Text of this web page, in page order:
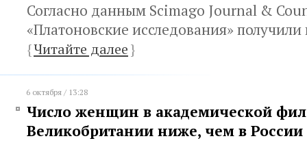
Согласно данным Scimago Journal &
«Платоновские исследования» получили
{Читайте далее}
6 октября / 13:28
Число женщин в академической
Великобритании ниже, чем в России